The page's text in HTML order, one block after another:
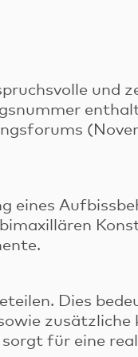
und
eines
Dies
zusätzliche
für eine